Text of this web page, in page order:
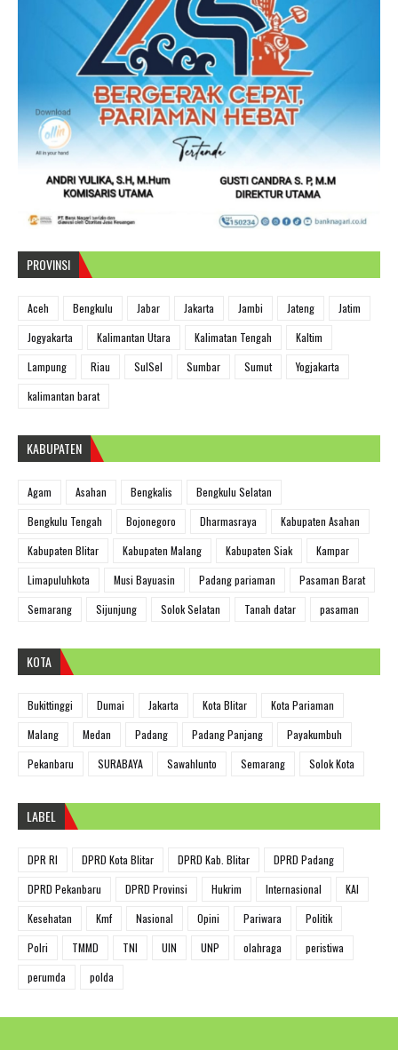
PROVINSI
Aceh Bengkulu Jabar Jakarta Jambi Jateng
Jatim
Jogyakarta
Kalimantan Utara Kalimatan Tengah
Kaltim
Lampung
Riau SulSel Sumbar Sumut
Yogjakarta
kalimantan barat
KABUPATEN
Agam Asahan Bengkalis
Bengkulu Selatan
Bengkulu Tengah
Bojonegoro Dharmasraya
Kabupaten Asahan
Kabupaten Blitar
Kabupaten Malang Kabupaten Siak
Kampar
Limapuluhkota
Musi Bayuasin Padang pariaman
Pasaman Barat
Semarang
Sijunjung Solok Selatan Tanah datar pasaman
KOTA
Bukittinggi Dumai Jakarta Kota Blitar
Kota Pariaman
Malang
Medan Padang Padang Panjang
Payakumbuh
Pekanbaru
SURABAYA Sawahlunto Semarang Solok Kota
LABEL
DPR RI DPRD Kota Blitar DPRD Kab. Blitar
DPRD Padang
DPRD Pekanbaru
DPRD Provinsi Hukrim Internasional
KAI
Kesehatan
Kmf Nasional Opini Pariwara
Politik
Polri
TMMD TNI UIN UNP olahraga
peristiwa
perumda
polda